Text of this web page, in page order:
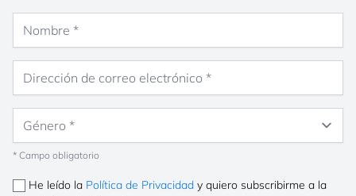
* Campo obligatorio
He leído la Política de Privacidad y quiero subscribirme a la